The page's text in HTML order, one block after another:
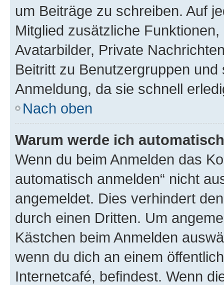
um Beiträge zu schreiben. Auf
Mitglied zusätzliche
Avatarbilder, Private
Beitritt zu Benutzergruppen
Anmeldung, da sie schnell
Nach oben
Warum werde ich
Wenn du beim Anmelden das
automatisch anmelden“ nicht
angemeldet. Dies verhindert
durch einen Dritten. Um
Kästchen beim Anmelden
wenn du dich an einem
Internetcafé, befindest. Wenn